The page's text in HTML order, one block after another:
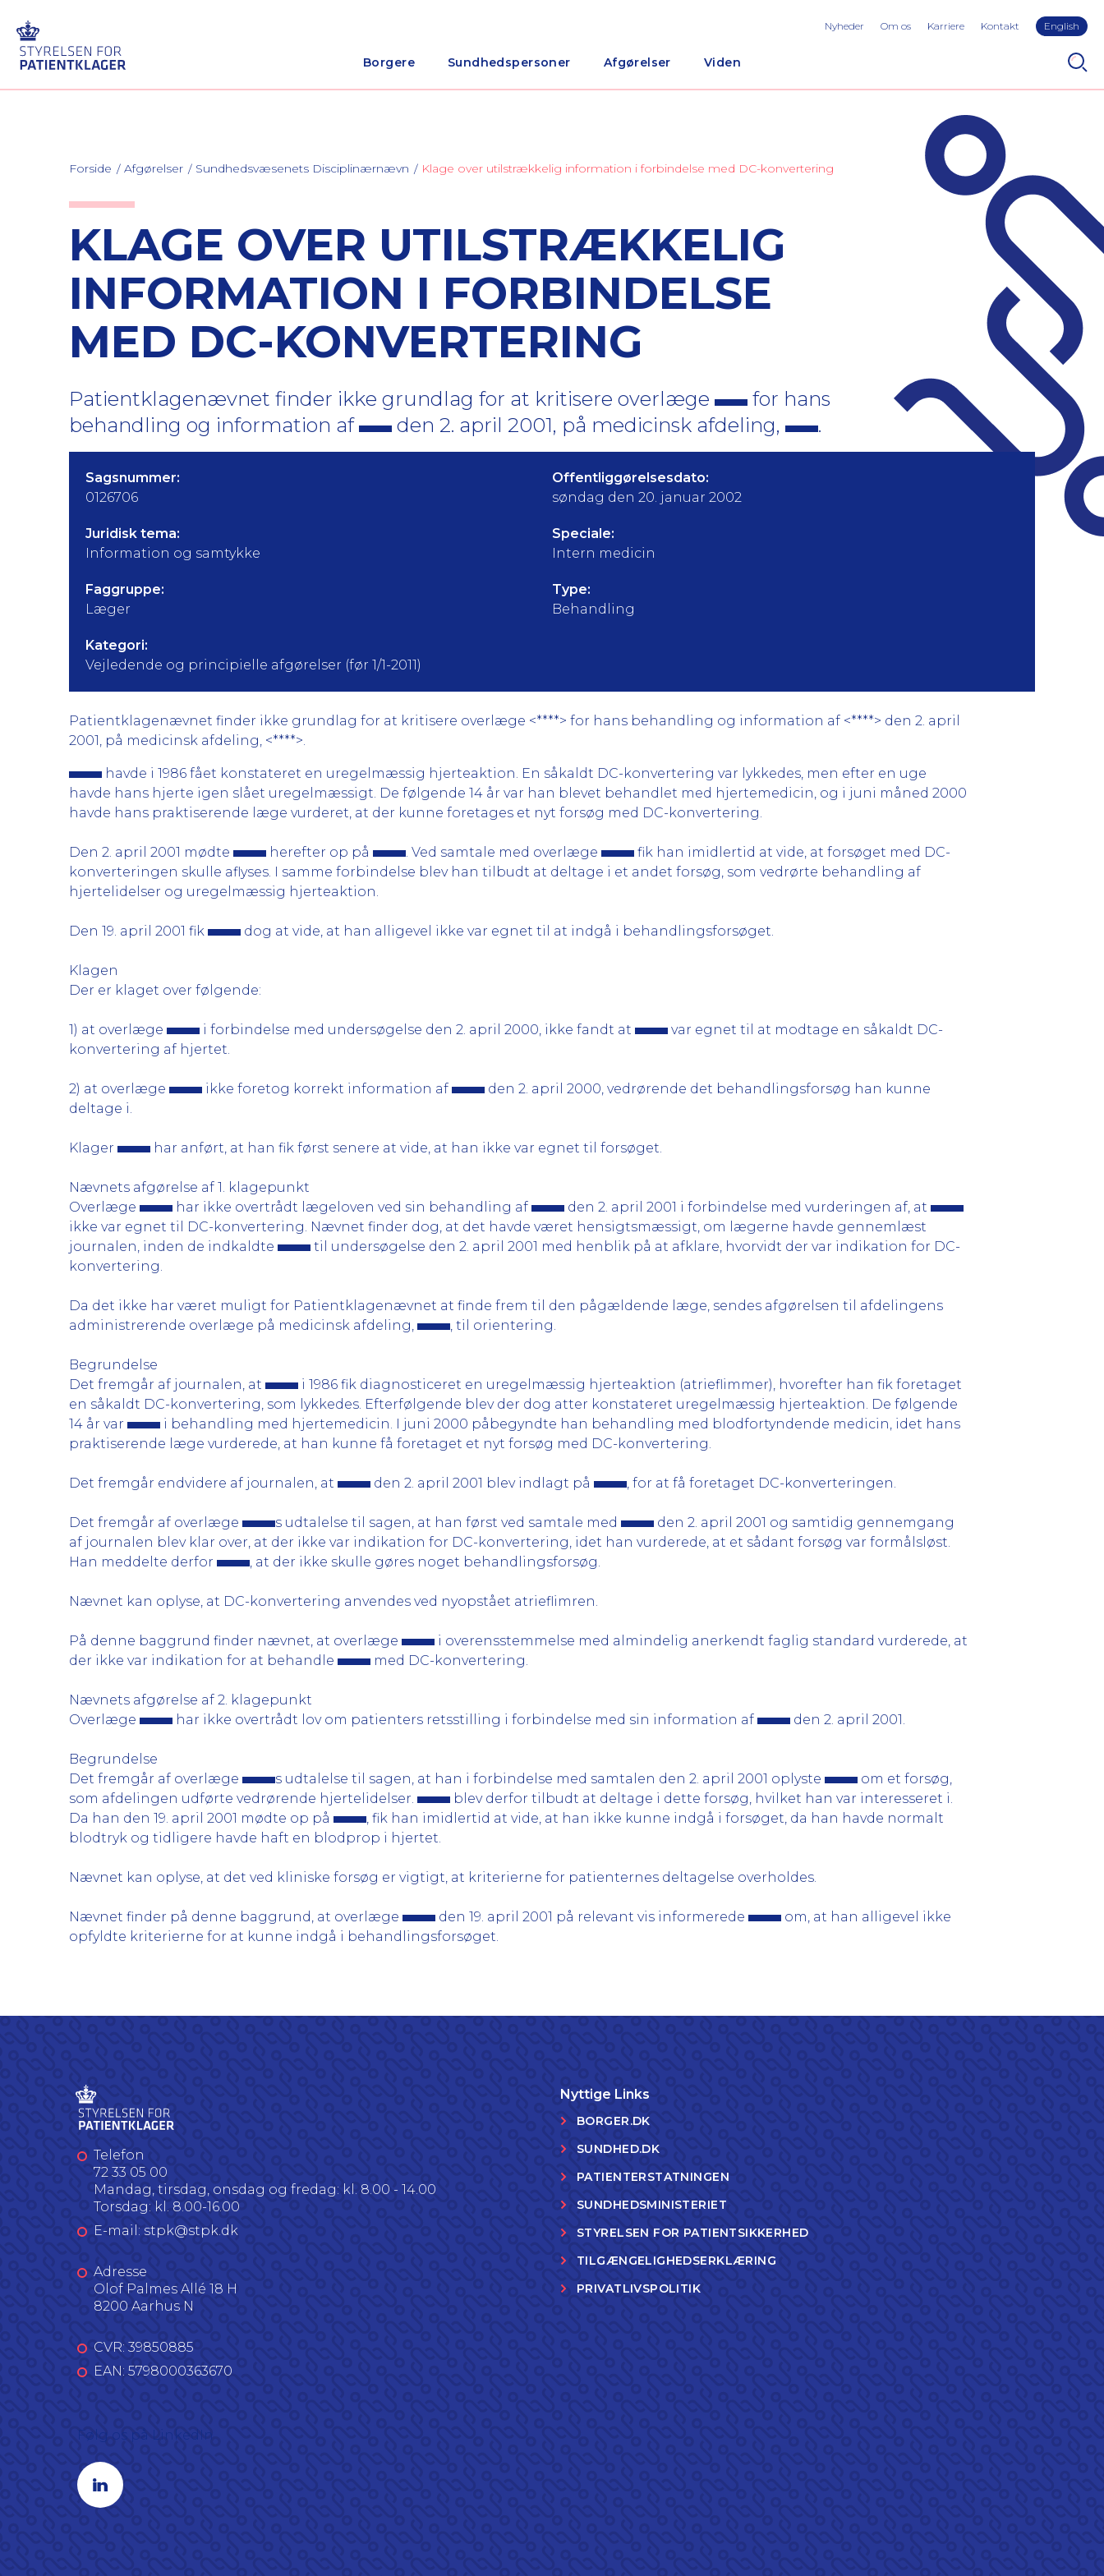
Borgere Sundhedspersoner Afgørelser Viden
Nyheder Om os Karriere Kontakt English
Forside Afgørelser Sundhedsvæsenets Disciplinærnævn Klage over utilstrækkelig information i forbindelse med DC-konvertering
KLAGE OVER UTILSTRÆKKELIG
INFORMATION I FORBINDELSE
MED DC-KONVERTERING
Patientklagenævnet finder ikke grundlag for at kritisere overlæge
for hans
behandling og information af
den 2. april 2001, på medicinsk afdeling, .
Sagsnummer:
0126706
Offentliggørelsesdato:
søndag den 20. januar 2002
Juridisk tema:
Information og samtykke
Speciale:
Intern medicin
Faggruppe:
Læger
Type:
Behandling
Kategori:
Vejledende og principielle afgørelser (før 1/1-2011)
Patientklagenævnet finder ikke grundlag for at kritisere overlæge <****> for hans behandling og information af <****> den 2. april
2001, på medicinsk afdeling, <****>.
havde i 1986 fået konstateret en uregelmæssig hjerteaktion. En såkaldt DC-konvertering var lykkedes, men efter en uge
havde hans hjerte igen slået uregelmæssigt. De følgende 14 år var han blevet behandlet med hjertemedicin, og i juni måned 2000
havde hans praktiserende læge vurderet, at der kunne foretages et nyt forsøg med DC-konvertering.
Den 2. april 2001 mødte herefter op på . Ved samtale med overlæge
fik han imidlertid at vide, at forsøget med DC-
konverteringen skulle aflyses. I samme forbindelse blev han tilbudt at deltage i et andet forsøg, som vedrørte behandling af
hjertelidelser og uregelmæssig hjerteaktion.
Den 19. april 2001 fik dog at vide, at han alligevel ikke var egnet til at indgå i behandlingsforsøget.
Klagen
Der er klaget over følgende:
1) at overlæge i forbindelse med undersøgelse den 2. april 2000, ikke fandt at
var egnet til at modtage en såkaldt DC-
konvertering af hjertet.
2) at overlæge ikke foretog korrekt information af
den 2. april 2000, vedrørende det behandlingsforsøg han kunne
deltage i.
Klager har anført, at han fik først senere at vide, at han ikke var egnet til forsøget.
Nævnets afgørelse af 1. klagepunkt
Overlæge
har ikke overtrådt lægeloven ved sin behandling af
den 2. april 2001 i forbindelse med vurderingen af, at
ikke var egnet til DC-konvertering. Nævnet finder dog, at det havde været hensigtsmæssigt, om lægerne havde gennemlæst
journalen, inden de indkaldte
til undersøgelse den 2. april 2001 med henblik på at afklare, hvorvidt der var indikation for DC-
konvertering.
Da det ikke har været muligt for Patientklagenævnet at finde frem til den pågældende læge, sendes afgørelsen til afdelingens
administrerende overlæge på medicinsk afdeling,
, til orientering.
Begrundelse
Det fremgår af journalen, at
i 1986 fik diagnosticeret en uregelmæssig hjerteaktion (atrieflimmer), hvorefter han fik foretaget
en såkaldt DC-konvertering, som lykkedes. Efterfølgende blev der dog atter konstateret uregelmæssig hjerteaktion. De følgende
14 år var
i behandling med hjertemedicin. I juni 2000 påbegyndte han behandling med blodfortyndende medicin, idet hans
praktiserende læge vurderede, at han kunne få foretaget et nyt forsøg med DC-konvertering.
Det fremgår endvidere af journalen, at den 2. april 2001 blev indlagt på , for at få foretaget DC-konverteringen.
Det fremgår af overlæge s udtalelse til sagen, at han først ved samtale med
den 2. april 2001 og samtidig gennemgang
af journalen blev klar over, at der ikke var indikation for DC-konvertering, idet han vurderede, at et sådant forsøg var formålsløst.
Han meddelte derfor
, at der ikke skulle gøres noget behandlingsforsøg.
Nævnet kan oplyse, at DC-konvertering anvendes ved nyopstået atrieflimren.
På denne baggrund finder nævnet, at overlæge
i overensstemmelse med almindelig anerkendt faglig standard vurderede, at
der ikke var indikation for at behandle
med DC-konvertering.
Nævnets afgørelse af 2. klagepunkt
Overlæge
har ikke overtrådt lov om patienters retsstilling i forbindelse med sin information af den 2. april 2001.
Begrundelse
Det fremgår af overlæge
s udtalelse til sagen, at han i forbindelse med samtalen den 2. april 2001 oplyste
om et forsøg,
som afdelingen udførte vedrørende hjertelidelser.
blev derfor tilbudt at deltage i dette forsøg, hvilket han var interesseret i.
Da han den 19. april 2001 mødte op på
, fik han imidlertid at vide, at han ikke kunne indgå i forsøget, da han havde normalt
blodtryk og tidligere havde haft en blodprop i hjertet.
Nævnet kan oplyse, at det ved kliniske forsøg er vigtigt, at kriterierne for patienternes deltagelse overholdes.
Nævnet finder på denne baggrund, at overlæge den 19. april 2001 på relevant vis informerede
om, at han alligevel ikke
opfyldte kriterierne for at kunne indgå i behandlingsforsøget.
Telefon
72 33 05 00
Mandag, tirsdag, onsdag og fredag: kl. 8.00 - 14.00
Torsdag: kl. 8.00-16.00
E-mail: stpk@stpk.dk
Adresse
Olof Palmes Allé 18 H
8200 Aarhus N
CVR: 39850885
EAN: 5798000363670
Linkedin profil
Nyttige Links
BORGER.DK
SUNDHED.DK
PATIENTERSTATNINGEN
SUNDHEDSMINISTERIET
STYRELSEN FOR PATIENTSIKKERHED
TILGÆNGELIGHEDSERKLÆRING
PRIVATLIVSPOLITIK